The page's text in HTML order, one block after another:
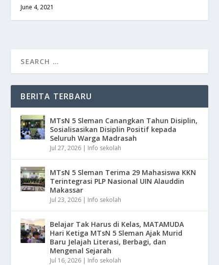
June 4, 2021
BERITA TERBARU
MTsN 5 Sleman Canangkan Tahun Disiplin,
Sosialisasikan Disiplin Positif kepada
Seluruh Warga Madrasah
Jul 27, 2026 | Info sekolah
MTsN 5 Sleman Terima 29 Mahasiswa KKN
Terintegrasi PLP Nasional UIN Alauddin
Makassar
Jul 23, 2026 | Info sekolah
Belajar Tak Harus di Kelas, MATAMUDA
Hari Ketiga MTsN 5 Sleman Ajak Murid
Baru Jelajah Literasi, Berbagi, dan
Mengenal Sejarah
Jul 16, 2026 | Info sekolah